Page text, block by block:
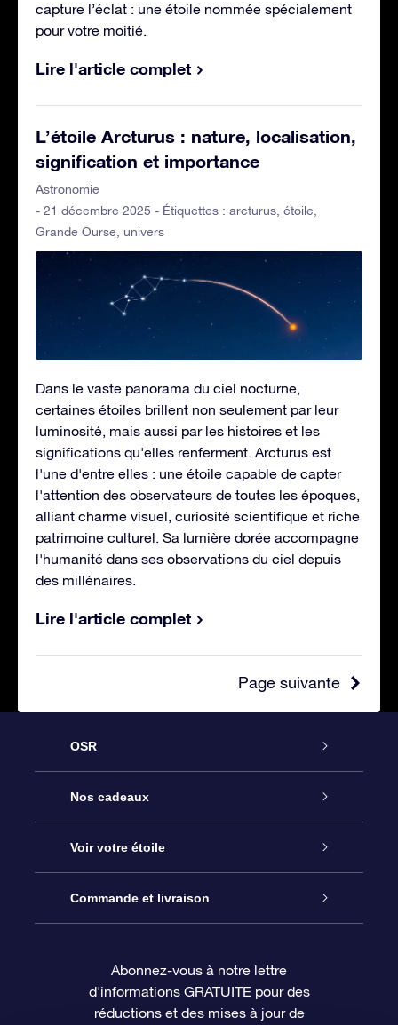
capture l’éclat : une étoile nommée spécialement
pour votre moitié.
Lire l'article complet
L’étoile Arcturus : nature, localisation,
signification et importance
Astronomie
- 21 décembre 2025 - Étiquettes : arcturus étoile
Grande Ourse
univers
Dans le vaste panorama du ciel nocturne,
certaines étoiles brillent non seulement par leur
luminosité, mais aussi par les histoires et les
significations qu'elles renferment. Arcturus est
l'une d'entre elles : une étoile capable de capter
l'attention des observateurs de toutes les époques,
alliant charme visuel, curiosité scientifique et riche
patrimoine culturel. Sa lumière dorée accompagne
l'humanité dans ses observations du ciel depuis
des millénaires.
Lire l'article complet
Page suivante
OSR
Service
À propos de l’OSR
Nous contacter
Questions fréquemment posées
Nos cadeaux
Cadeau d’étoile en ligne
Coffret cadeau OSR
Carte cadeau OSR
Voir votre étoile
Registre des étoiles
Page d’accueil personnalisée
Commande et livraison
Informations de paiement
Abonnez-vous à notre lettre
d'informations GRATUITE pour des
réductions et des mises à jour de